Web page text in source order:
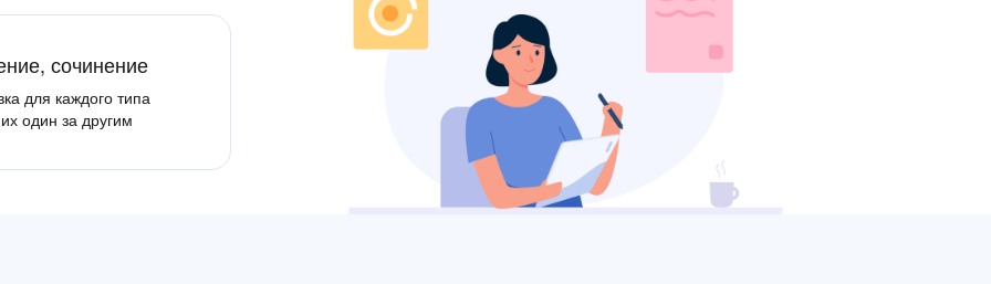
сочинение
для каждого типа
один за другим